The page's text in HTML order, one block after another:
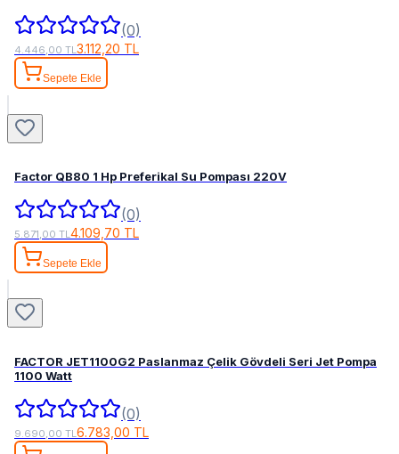
(0)
4.446,00 TL 3.112,20 TL
Sepete Ekle
Factor QB80 1 Hp Preferikal Su Pompası 220V
(0)
5.871,00 TL4.109,70 TL
Sepete Ekle
FACTOR JET1100G2 Paslanmaz Çelik Gövdeli Seri Jet Pompa
1100 Watt
(0)
9.690,00 TL6.783,00 TL